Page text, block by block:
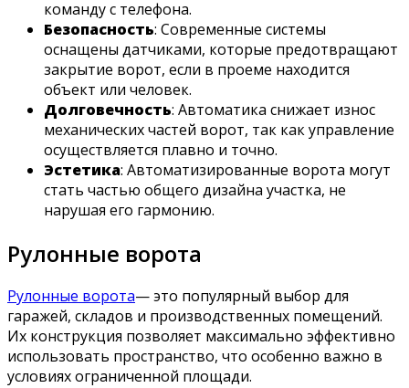
команду с телефона.
Безопасность: Современные системы
оснащены датчиками, которые предотвращают
закрытие ворот, если в проеме находится
объект или человек.
Долговечность: Автоматика снижает износ
механических частей ворот, так как управление
осуществляется плавно и точно.
Эстетика: Автоматизированные ворота могут
стать частью общего дизайна участка, не
нарушая его гармонию.
Рулонные ворота
Рулонные ворота— это популярный выбор для
гаражей, складов и производственных помещений.
Их конструкция позволяет максимально эффективно
использовать пространство, что особенно важно в
условиях ограниченной площади.